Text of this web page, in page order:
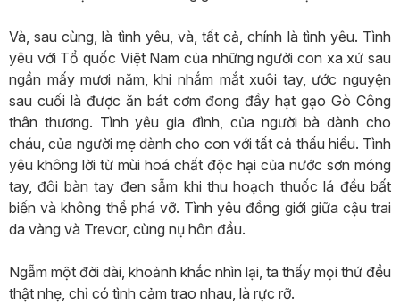
Và, sau cùng, là tình yêu, và, tất cả, chính là tình yêu. Tình
yêu với Tổ quốc Việt Nam của những người con xa xứ sau
ngần mấy mươi năm, khi nhắm mắt xuôi tay, ước nguyện
sau cuối là được ăn bát cơm đong đầy hạt gạo Gò Công
thân thương. Tình yêu gia đình, của người bà dành cho
cháu, của người mẹ dành cho con với tất cả thấu hiểu. Tình
yêu không lời từ mùi hoá chất độc hại của nước sơn móng
tay, đôi bàn tay đen sẫm khi thu hoạch thuốc lá đều bất
biến và không thể phá vỡ. Tình yêu đồng giới giữa cậu trai
da vàng và Trevor, cùng nụ hôn đầu.
Ngẫm một đời dài, khoảnh khắc nhìn lại, ta thấy mọi thứ đều
thật nhẹ, chỉ có tình cảm trao nhau, là rực rỡ.